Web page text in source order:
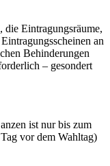
Eintragungsräume,
an
Behinderungen
– gesondert
ist nur bis zum
vor dem Wahltag)